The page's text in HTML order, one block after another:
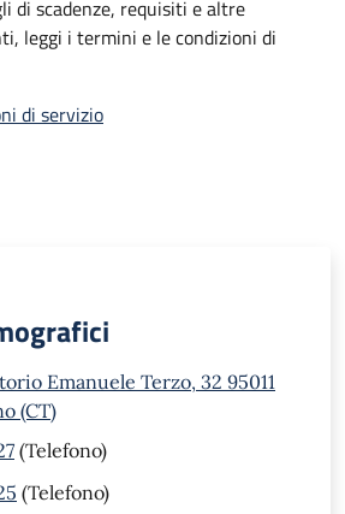
di scadenze, requisiti e altre
leggi i termini e le condizioni di
di servizio
Emanuele Terzo, 32 95011
(CT)
(Telefono)
(Telefono)